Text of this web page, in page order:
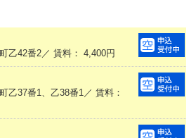
乙42番2／ 賃料： 4,400円
乙37番1、乙38番1／ 賃料：